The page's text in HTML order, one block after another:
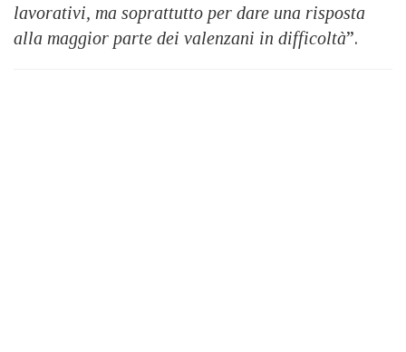
lavorativi, ma soprattutto per dare una risposta
alla maggior parte dei valenzani in difficoltà”.